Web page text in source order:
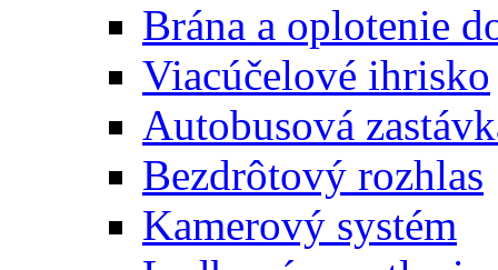
Brána a oplotenie
Viacúčelové ihrisko
Autobusová
Bezdrôtový rozhlas
Kamerový systém